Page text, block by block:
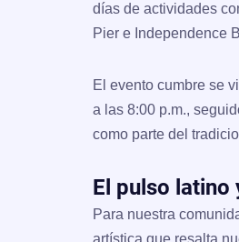
días de actividades
Pier e Independence
El evento cumbre se
a las 8:00 p.m.,
como parte del
El pulso latino
Para nuestra